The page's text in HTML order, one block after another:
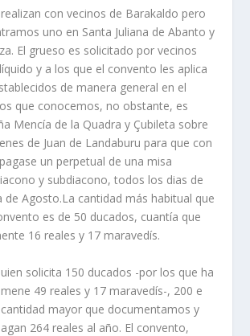
con vecinos de Barakaldo pero
uno en Santa Juliana de Abanto y
El grueso es solicitado por vecinos
y a los que el convento les aplica
de manera general en el
que conocemos, no obstante, es
Mencía de la Quadra y Çubileta sobre
de Juan de Landaburu para que con
un perpetual de una misa
y subdiacono, todos los dias de
de Agosto.La cantidad más habitual que
es de 50 ducados, cuantía que
16 reales y 17 maravedís.
solicita 150 ducados -por los que ha
49 reales y 17 maravedís-, 200 e
mayor que documentamos y
264 reales al año. El convento,